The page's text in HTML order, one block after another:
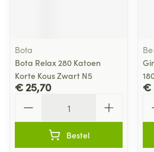
Bota
Bota Relax 280 Katoen
Korte Kous Zwart N5
€ 25,70
Bestel
€